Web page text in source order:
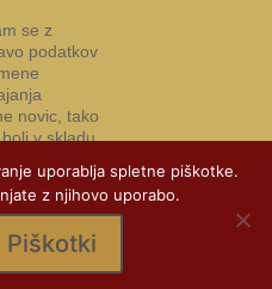
uporablja spletne piškotke.
z njihovo uporabo.
Piškotki
se z
podatkov
novic, tako
v skladu
e-novice